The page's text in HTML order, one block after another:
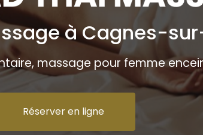
à Cagnes-
massage pour femme
Réserver en ligne